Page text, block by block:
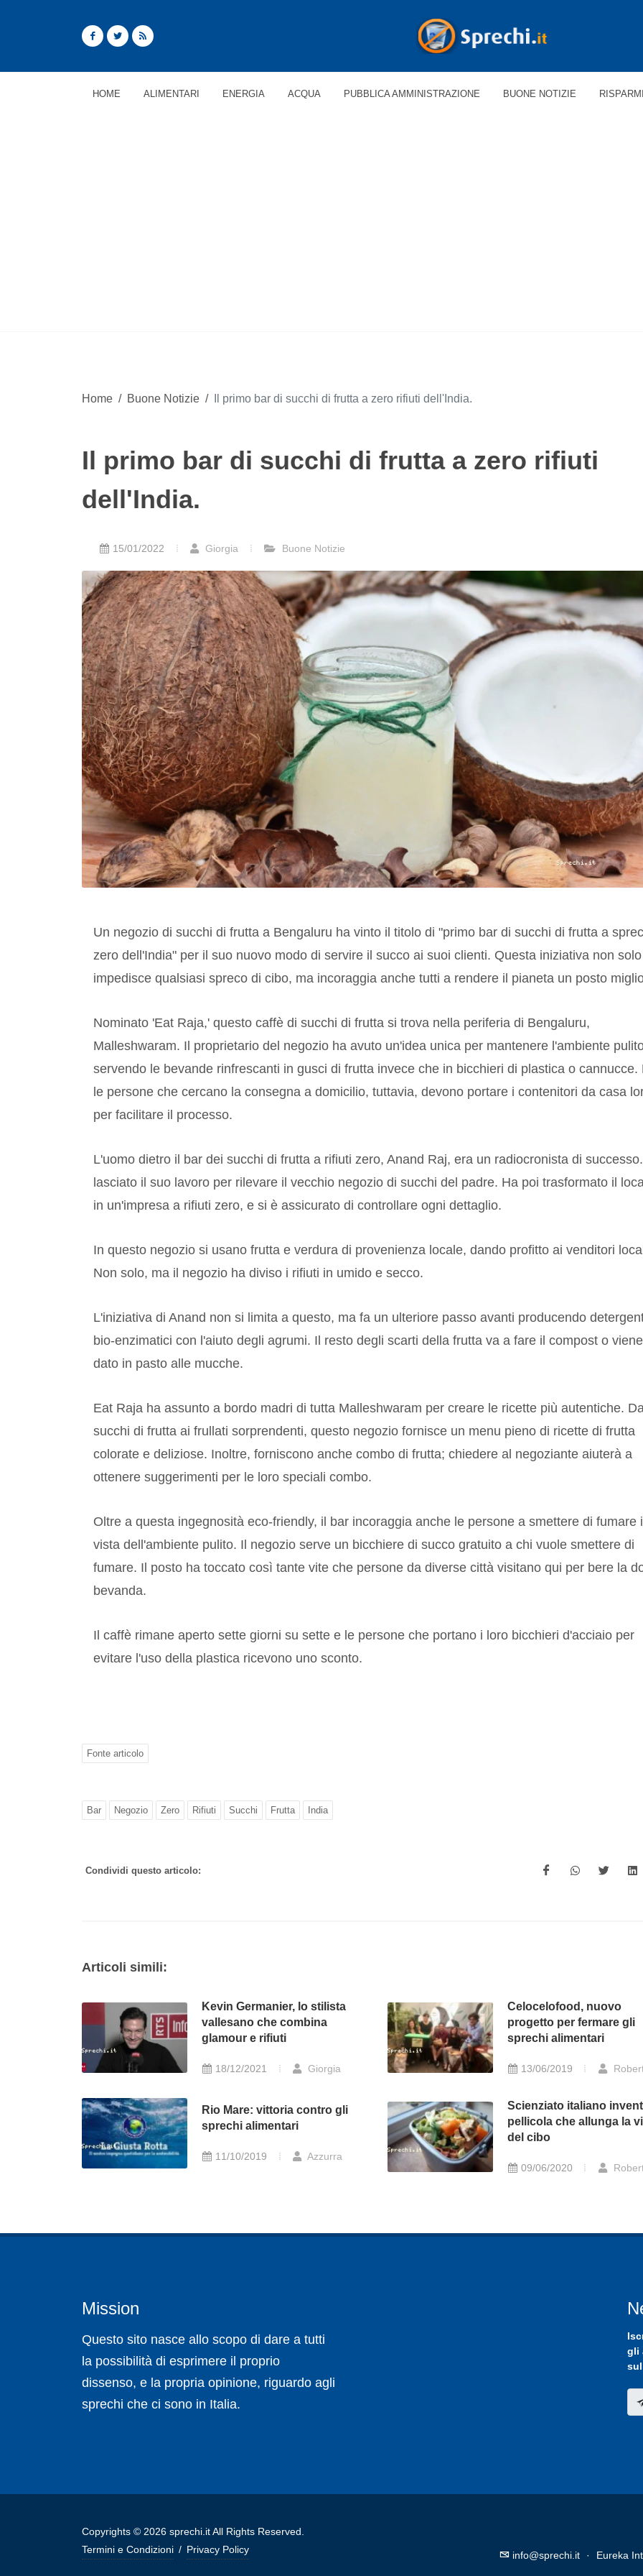
HOME ALIMENTARI ENERGIA ACQUA PUBBLICA AMMINISTRAZIONE BUONE NOTIZIE
Home / Buone Notizie / Il primo bar di succhi di frutta a zero rifiuti dell'India.
Il primo bar di succhi di frutta a zero rifiuti
dell'India.
15/01/2022 Giorgia Buone Notizie
Un negozio di succhi di frutta a Bengaluru ha vinto il titolo di "primo bar di succhi di frutta a
zero dell'India" per il suo nuovo modo di servire il succo ai suoi clienti. Questa iniziativa non solo
impedisce qualsiasi spreco di cibo, ma incoraggia anche tutti a rendere il pianeta un posto
Nominato 'Eat Raja,' questo caffè di succhi di frutta si trova nella periferia di Bengaluru,
Malleshwaram. Il proprietario del negozio ha avuto un'idea unica per mantenere l'ambiente
servendo le bevande rinfrescanti in gusci di frutta invece che in bicchieri di plastica o cannucce.
le persone che cercano la consegna a domicilio, tuttavia, devono portare i contenitori da casa
per facilitare il processo.
L'uomo dietro il bar dei succhi di frutta a rifiuti zero, Anand Raj, era un radiocronista di
lasciato il suo lavoro per rilevare il vecchio negozio di succhi del padre. Ha poi trasformato il
in un'impresa a rifiuti zero, e si è assicurato di controllare ogni dettaglio.
In questo negozio si usano frutta e verdura di provenienza locale, dando profitto ai venditori
Non solo, ma il negozio ha diviso i rifiuti in umido e secco.
L'iniziativa di Anand non si limita a questo, ma fa un ulteriore passo avanti producendo
bio-enzimatici con l'aiuto degli agrumi. Il resto degli scarti della frutta va a fare il compost o viene
dato in pasto alle mucche.
Eat Raja ha assunto a bordo madri di tutta Malleshwaram per creare le ricette più autentiche.
succhi di frutta ai frullati sorprendenti, questo negozio fornisce un menu pieno di ricette di frutta
colorate e deliziose. Inoltre, forniscono anche combo di frutta; chiedere al negoziante aiuterà a
ottenere suggerimenti per le loro speciali combo.
Oltre a questa ingegnosità eco-friendly, il bar incoraggia anche le persone a smettere di fumare
vista dell'ambiente pulito. Il negozio serve un bicchiere di succo gratuito a chi vuole smettere di
fumare. Il posto ha toccato così tante vite che persone da diverse città visitano qui per bere la
bevanda.
Il caffè rimane aperto sette giorni su sette e le persone che portano i loro bicchieri d'acciaio per
evitare l'uso della plastica ricevono uno sconto.
Fonte articolo
Bar Negozio Zero Rifiuti Succhi Frutta India
Condividi questo articolo:
Articoli simili:
Kevin Germanier, lo stilista
vallesano che combina
glamour e rifiuti
18/12/2021 Giorgia
Celocelofood, nuovo
progetto per fermare gli
sprechi alimentari
13/06/2019
Rio Mare: vittoria contro gli
sprechi alimentari
11/10/2019 Azzurra
Scienziato italiano
pellicola che allunga la
del cibo
09/06/2020
Mission
Questo sito nasce allo scopo di dare a tutti
la possibilità di esprimere il proprio
dissenso, e la propria opinione, riguardo agli
sprechi che ci sono in Italia.
gli
Copyrights © 2026 sprechi.it All Rights Reserved.
Termini e Condizioni / Privacy Policy info@sprechi.it · Eureka